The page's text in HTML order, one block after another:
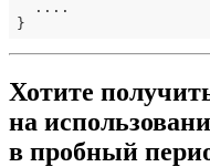
  ....
Хотите
на
в пробный